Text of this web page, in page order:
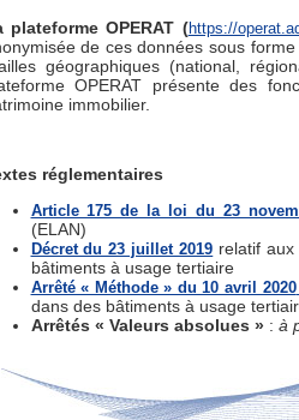
plateforme OPERAT (https://
de ces données sous
géographiques (national,
OPERAT présente des
immobilier.
réglementaires
Article 175 de la loi du 23
(ELAN)
Décret du 23 juillet 2019 relatif
bâtiments à usage tertiaire
Arrêté « Méthode » du 10 avril 2020
dans des bâtiments à usage
Arrêtés « Valeurs absolues » : à